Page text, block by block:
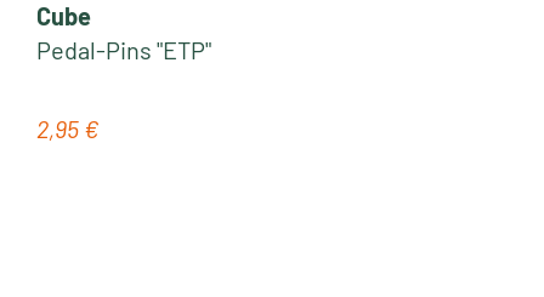
Cube
Pedal-Pins "ETP"
Regulärer Preis:
2,95 €